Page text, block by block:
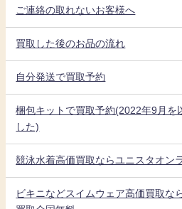
ご連絡の取れないお客様へ
買取した後のお品の流れ
自分発送で買取予約
梱包キットで買取予約(2022年9月を
した)
競泳水着高価買取ならユニスタオン
ビキニなどスイムウェア高価買取な